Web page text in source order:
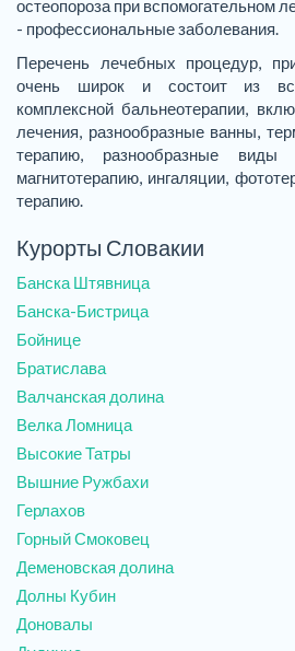
остеопороза при вспомогательном
- профессиональные заболевания.
Перечень лечебных процедур,
очень широк и состоит из
комплексной бальнеотерапии,
лечения, разнообразные ванны,
терапию, разнообразные
магнитотерапию, ингаляции,
терапию.
Курорты Словакии
Банска Штявница
Банска-Бистрица
Бойнице
Братислава
Валчанская долина
Велка Ломница
Высокие Татры
Вышние Ружбахи
Герлахов
Горный Смоковец
Деменовская долина
Долны Кубин
Доновалы